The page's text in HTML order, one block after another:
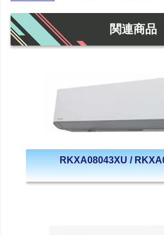
関連商品
RKXA08043XU /